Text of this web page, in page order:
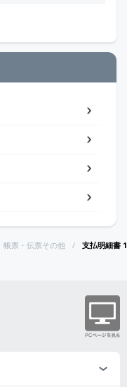
帳票・伝票その他 支払明細書